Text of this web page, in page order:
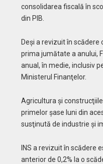
consolidarea fiscală în
din PIB.
Deşi a revizuit în
prima jumătate a anului,
anual, în medie, inclusiv
Ministerul Finanţelor.
Agricultura şi
primelor şase luni din
susţinută de industrie şi
INS a revizuit în scădere
anterior de 0,2% la o